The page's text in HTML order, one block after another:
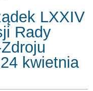
LXXIV
Rady
kwietnia